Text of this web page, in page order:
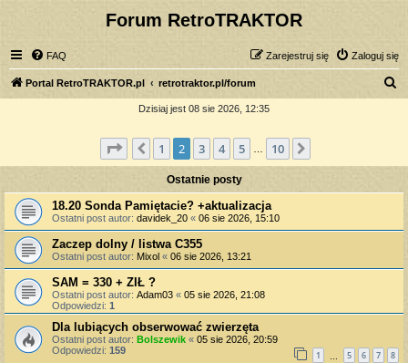
Forum RetroTRAKTOR
FAQ Zaloguj się
Zarejestruj się
Portal RetroTRAKTOR.pl retrotraktor.pl/forum
a
j
Dzisiaj jest 08 sie 2026, 12:35
Strona z10
Poprzednia
1 2 3 4 5 10
Ostatnie posty
18.20 Sonda Pamiętacie? +aktualizacja
Ostatni post autor: davidek_20 « 06 sie 2026, 15:10
Zaczep dolny / listwa C355
Ostatni post autor: Mixol « 06 sie 2026, 13:21
SAM = 330 + ZIŁ ?
Ostatni post autor: Adam03 « 05 sie 2026, 21:08
Odpowiedzi: 1
Dla lubiących obserwować zwierzęta
Ostatni post autor: Bolszewik « 05 sie 2026, 20:59
Odpowiedzi: 159 1 5 6 7 8